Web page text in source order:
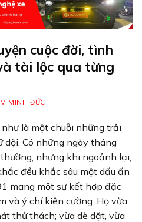
cuộc đời, tình
tài lộc qua từng
MINH ĐỨC
là một chuỗi những trải
dội. Có những ngày tháng
nhưng khi ngoảnh lại,
đều khắc sâu một dấu ấn
mang một sự kết hợp đặc
và ý chí kiên cường. Họ vừa
thử thách; vừa dè dặt, vừa